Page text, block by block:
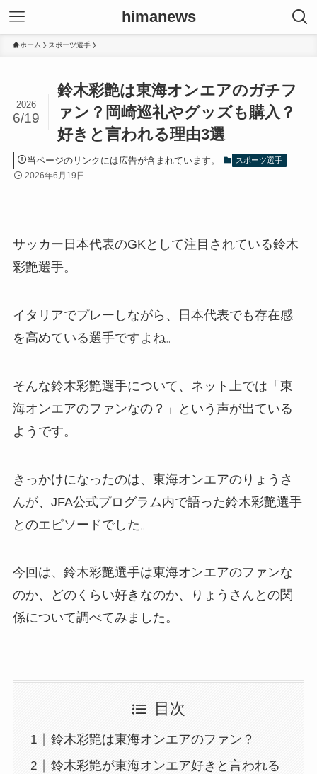
himanews
ホーム スポーツ選手
鈴木彩艶は東海オンエアのガチフ
ァン？岡崎巡礼やグッズも購入？
好きと言われる理由3選
2026
6/19
当ページのリンクには広告が含まれています。 スポーツ選手
2026年6月19日
サッカー日本代表のGKとして注目されている鈴木
彩艶選手。
イタリアでプレーしながら、日本代表でも存在感
を高めている選手ですよね。
そんな鈴木彩艶選手について、ネット上では「東
海オンエアのファンなの？」という声が出ている
ようです。
きっかけになったのは、東海オンエアのりょうさ
んが、JFA公式プログラム内で語った鈴木彩艶選手
とのエピソードでした。
今回は、鈴木彩艶選手は東海オンエアのファンな
のか、どのくらい好きなのか、りょうさんとの関
係について調べてみました。
目次
鈴木彩艶は東海オンエアのファン？
鈴木彩艶が東海オンエア好きと言われる